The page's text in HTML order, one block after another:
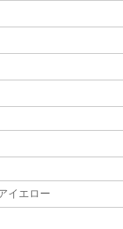
イエロー